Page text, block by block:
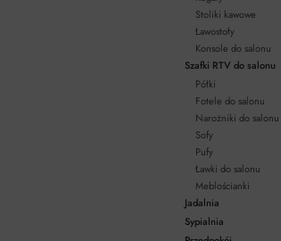
Stoliki kawowe
Ławostoły
Konsole do salonu
Szafki RTV do salonu
Półki
Fotele do salonu
Narożniki do salonu
Sofy
Pufy
Ławki do salonu
Meblościanki
Jadalnia
Sypialnia